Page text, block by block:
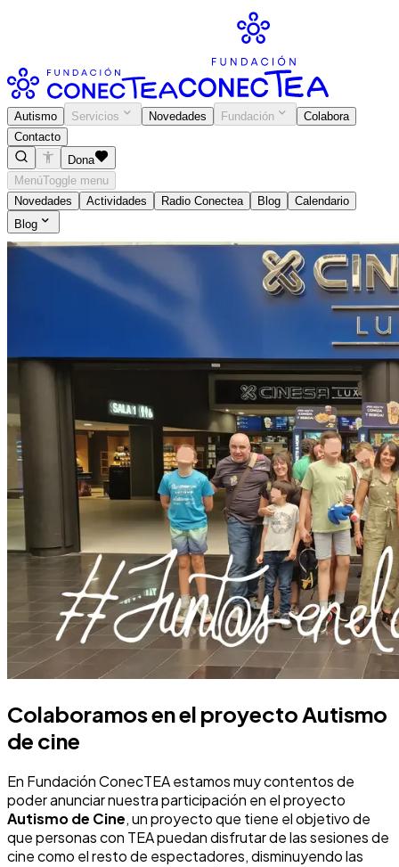
Autismo Servicios Novedades Fundación
Colabora
Contacto
Dona
MenúToggle menu
Novedades
Actividades Radio Conectea Blog
Calendario
Blog
Colaboramos en el proyecto Autismo
de cine
En Fundación ConecTEA estamos muy contentos de
poder anunciar nuestra participación en el proyecto
Autismo de Cine, un proyecto que tiene el objetivo de
que personas con TEA puedan disfrutar de las sesiones de
cine como el resto de espectadores, disminuyendo las